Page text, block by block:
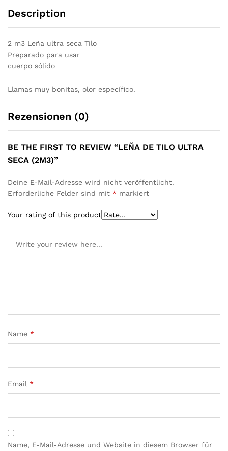
Description
2 m3 Leña ultra seca Tilo
Preparado para usar
cuerpo sólido
Llamas muy bonitas, olor específico.
Rezensionen (0)
BE THE FIRST TO REVIEW “LEÑA DE TILO ULTRA
SECA (2M3)”
Deine E-Mail-Adresse wird nicht veröffentlicht.
Erforderliche Felder sind mit * markiert
Your rating of this product
Name *
Email *
Name, E-Mail-Adresse und Website in diesem Browser für